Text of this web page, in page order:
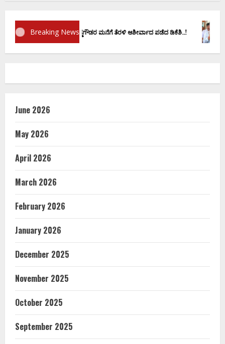
Breaking News
ವಚನಕ್ಕೂ ಮುನ್ನ ದೊಡ್ಡಗೌಡರ ಮನೆಗೆ ತೆರಳಿ ಆಶೀರ್ವಾದ ಪಡೆದ ಡಿಕೆಶಿ..!
June 2026
May 2026
April 2026
March 2026
February 2026
January 2026
December 2025
November 2025
October 2025
September 2025